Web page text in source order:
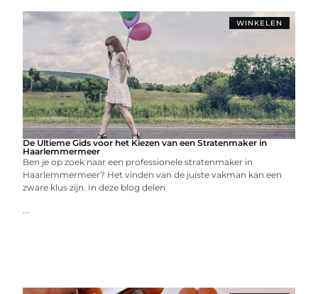
WINKELEN
De Ultieme Gids voor het Kiezen van een Stratenmaker in
Haarlemmermeer
Ben je op zoek naar een professionele stratenmaker in
Haarlemmermeer? Het vinden van de juiste vakman kan een
zware klus zijn. In deze blog delen
...